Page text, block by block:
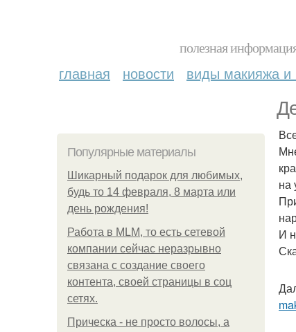
полезная
главная новости виды макияжа и
Популярные материалы
Шикарный подарок для любимых,
будь то 14 февраля, 8 марта или
день рождения!
Работа в MLM, то есть сетевой
компании сейчас неразрывно
связана с создание своего
контента, своей страницы в соц
сетях.
Прическа - не просто волосы, а
на
И